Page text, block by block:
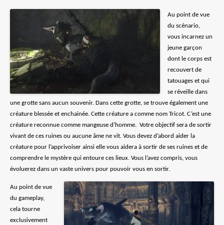
Au point de vue
du scénario,
vous incarnez un
jeune garçon
dont le corps est
recouvert de
tatouages et qui
se réveille dans
une grotte sans aucun souvenir. Dans cette grotte, se trouve également une
créature blessée et enchainée. Cette créature a comme nom Tricot. C’est une
créature reconnue comme mangeuse d’homme. Votre objectif sera de sortir
vivant de ces ruines ou aucune âme ne vit. Vous devez d’abord aider la
créature pour l’apprivoiser ainsi elle vous aidera à sortir de ses ruines et de
comprendre le mystère qui entoure ces lieux. Vous l’avez compris, vous
évoluerez dans un vaste univers pour pouvoir vous en sortir.
Au point de vue
du gameplay,
cela tourne
exclusivement